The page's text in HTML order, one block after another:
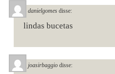
danielgomes disse:
lindas bucetas
joasirbaggio disse: